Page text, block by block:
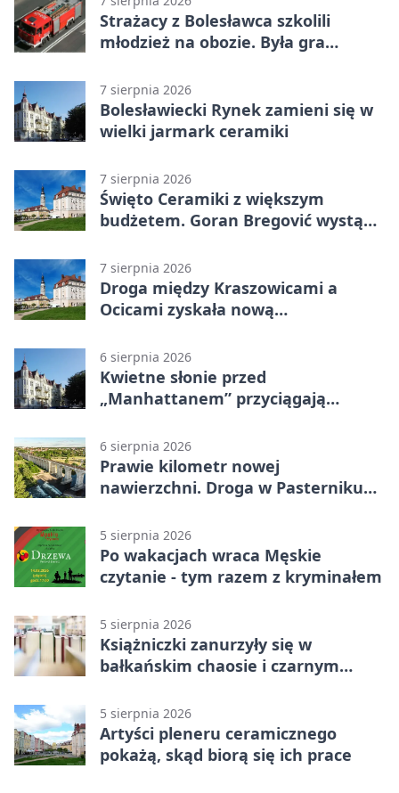
Strażacy z Bolesławca szkolili
młodzież na obozie. Była gra
7 sierpnia 2026
Bolesławiecki Rynek zamieni się w
wielki jarmark ceramiki
7 sierpnia 2026
Święto Ceramiki z większym
budżetem. Goran Bregović wystąpi
7 sierpnia 2026
Droga między Kraszowicami a
Ocicami zyskała nową
6 sierpnia 2026
Kwietne słonie przed
„Manhattanem” przyciągają
6 sierpnia 2026
Prawie kilometr nowej
nawierzchni. Droga w Pasterniku
5 sierpnia 2026
Po wakacjach wraca Męskie
czytanie - tym razem z kryminałem
5 sierpnia 2026
Książniczki zanurzyły się w
bałkańskim chaosie i czarnym
5 sierpnia 2026
Artyści pleneru ceramicznego
pokażą, skąd biorą się ich prace